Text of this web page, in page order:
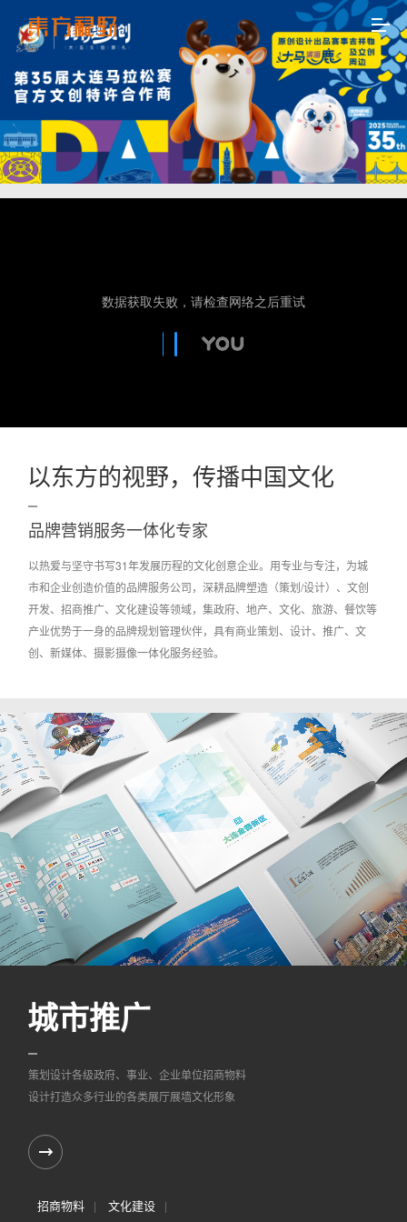
以东方的视野，传播中国文化
品牌营销服务一体化专家
以热爱与坚守书写31年发展历程的文化创意企业。用专业与专注，为城
市和企业创造价值的品牌服务公司，深耕品牌塑造（策划/设计）、文创
开发、招商推广、文化建设等领域，集政府、地产、文化、旅游、餐饮等
产业优势于一身的品牌规划管理伙伴，具有商业策划、设计、推广、文
创、新媒体、摄影摄像一体化服务经验。
城市推广
策划设计各级政府、事业、企业单位招商物料
设计打造众多行业的各类展厅展墙文化形象
招商物料 | 文化建设 |